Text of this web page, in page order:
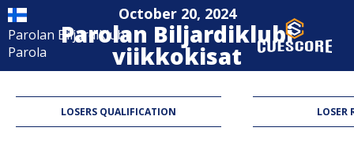
Parolan Biljardiklubi
Parola
October 20, 2024
Parolan Biljardiklubi
viikkokisat
LOSERS QUALIFICATION LOSER